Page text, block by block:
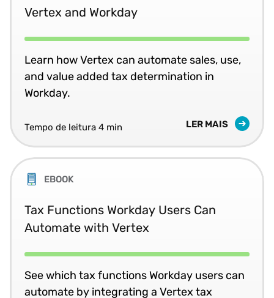
Vertex and Workday
Learn how Vertex can automate sales, use,
and value added tax determination in
Workday.
Tempo de leitura 4 min LER MAIS
EBOOK
Tax Functions Workday Users Can
Automate with Vertex
See which tax functions Workday users can
automate by integrating a Vertex tax